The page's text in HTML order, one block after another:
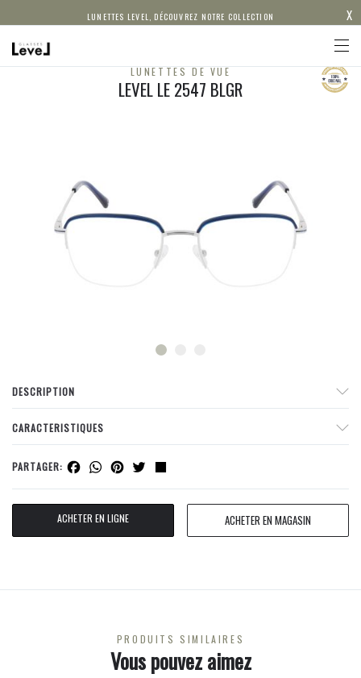
LUNETTES LEVEL, DÉCOUVREZ NOTRE COLLECTION X
LUNETTES DE VUE
LEVEL LE 2547 BLGR
DESCRIPTION
CARACTERISTIQUES
PARTAGER: Facebook
WhatsApp
Pinterest
Twitter
ACHETER EN LIGNE ACHETER EN MAGASIN
PRODUITS SIMILAIRES
Vous pouvez aimez